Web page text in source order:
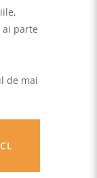
parte
de mai